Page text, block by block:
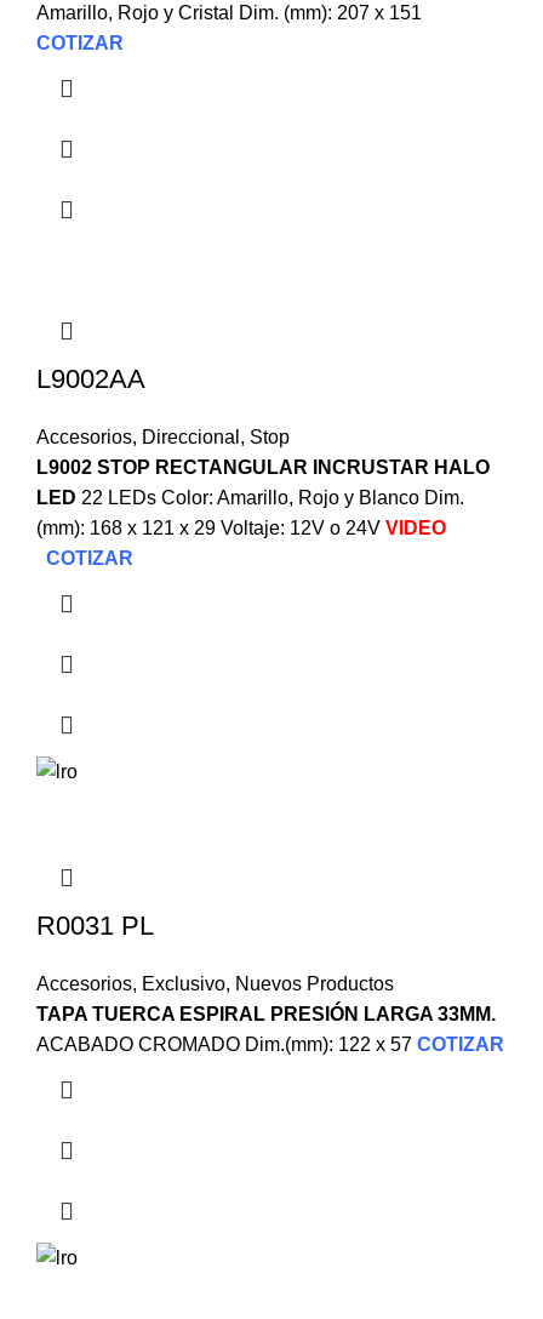
Amarillo, Rojo y Cristal Dim. (mm): 207 x 151
COTIZAR
L9002AA
Accesorios, Direccional , Stop
L9002 STOP RECTANGULAR INCRUSTAR HALO
LED 22 LEDs Color: Amarillo, Rojo y Blanco Dim.
(mm): 168 x 121 x 29 Voltaje: 12V o 24V VIDEO
COTIZAR
R0031 PL
Accesorios, Exclusivo, Nuevos Productos
TAPA TUERCA ESPIRAL PRESIÓN LARGA 33MM.
ACABADO CROMADO Dim.(mm): 122 x 57 COTIZAR